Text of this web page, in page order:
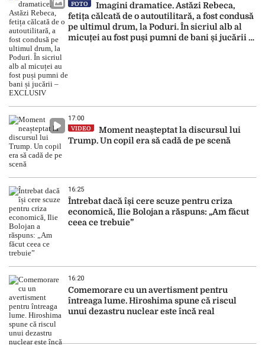
FOTO
Imagini dramatice. Astăzi Rebeca,
fetița călcată de o autoutilitară, a fost condusă
pe ultimul drum, la Poduri. În sicriul alb al
micuței au fost puși pumni de bani și jucării –
17:00
VIDEO
Moment neașteptat la discursul lui
Trump. Un copil era să cadă de pe scenă
16:25
Întrebat dacă își cere scuze pentru criza
economică, Ilie Bolojan a răspuns: „Am făcut
ceea ce trebuie”
16:20
Comemorare cu un avertisment pentru
întreaga lume. Hiroshima spune că riscul
unui dezastru nuclear este încă real